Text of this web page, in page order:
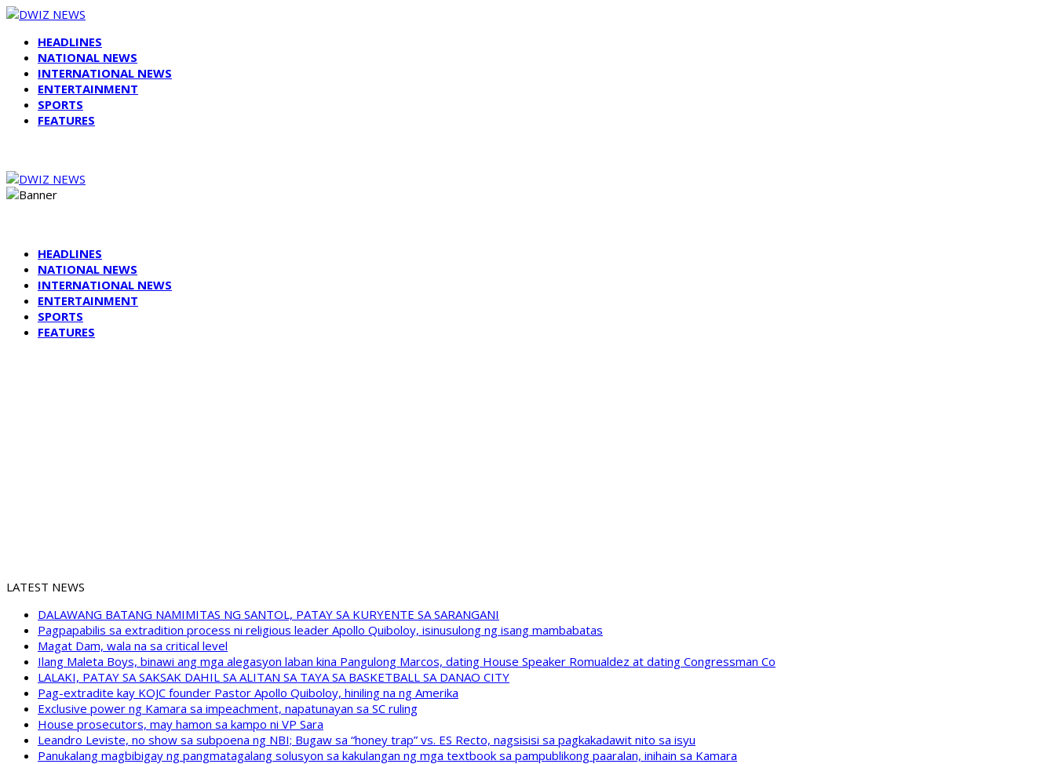
HEADLINES
NATIONAL NEWS
INTERNATIONAL NEWS
ENTERTAINMENT
SPORTS
FEATURES
HEADLINES
NATIONAL NEWS
INTERNATIONAL NEWS
ENTERTAINMENT
SPORTS
FEATURES
LATEST NEWS
DALAWANG BATANG NAMIMITAS NG SANTOL, PATAY SA KURYENTE SA SARANGANI
Pagpapabilis sa extradition process ni religious leader Apollo Quiboloy, isinusulong ng isang mambabatas
Magat Dam, wala na sa critical level
Ilang Maleta Boys, binawi ang mga alegasyon laban kina Pangulong Marcos, dating House Speaker Romualdez at dating Congressman Co
LALAKI, PATAY SA SAKSAK DAHIL SA ALITAN SA TAYA SA BASKETBALL SA DANAO CITY
Pag-extradite kay KOJC founder Pastor Apollo Quiboloy, hiniling na ng Amerika
Exclusive power ng Kamara sa impeachment, napatunayan sa SC ruling
House prosecutors, may hamon sa kampo ni VP Sara
Leandro Leviste, no show sa subpoena ng NBI; Bugaw sa “honey trap” vs. ES Recto, nagsisisi sa pagkakadawit nito sa isyu
Panukalang magbibigay ng pangmatagalang solusyon sa kakulangan ng mga textbook sa pampublikong paaralan, inihain sa Kamara